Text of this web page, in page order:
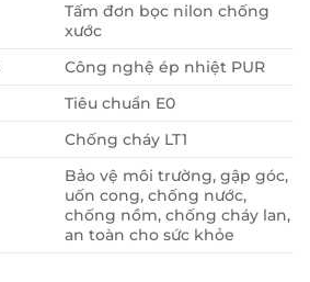
Tấm đơn bọc nilon chống
xước
Công nghệ ép nhiệt PUR
Tiêu chuẩn E0
Chống cháy LT1
Bảo vệ môi trường, gập góc,
uốn cong, chống nước,
chống nồm, chống cháy lan,
an toàn cho sức khỏe